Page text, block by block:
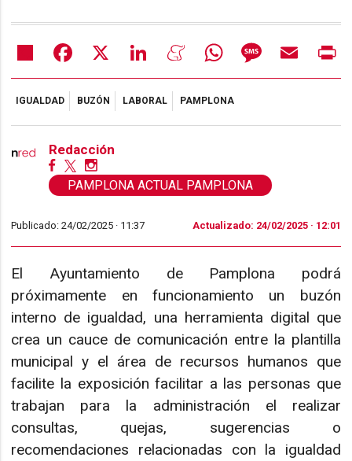
Share Facebook LinkedIn MeneameWhatsAppMessageEmail
IGUALDAD BUZÓN LABORAL PAMPLONA
Redacción
PAMPLONA ACTUAL PAMPLONA
Publicado: 24/02/2025 · 11:37 Actualizado: 24/02/2025 · 12:01
El Ayuntamiento de Pamplona podrá
próximamente en funcionamiento un buzón
interno de igualdad, una herramienta digital que
crea un cauce de comunicación entre la plantilla
municipal y el área de recursos humanos que
facilite la exposición facilitar a las personas que
trabajan para la administración el realizar
consultas, quejas, sugerencias o
recomendaciones relacionadas con la igualdad